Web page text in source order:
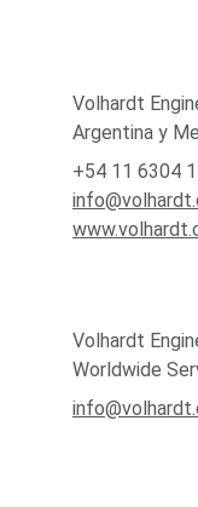
Volhardt
Argentina y
+54 11 6304
Volhardt
Worldwide